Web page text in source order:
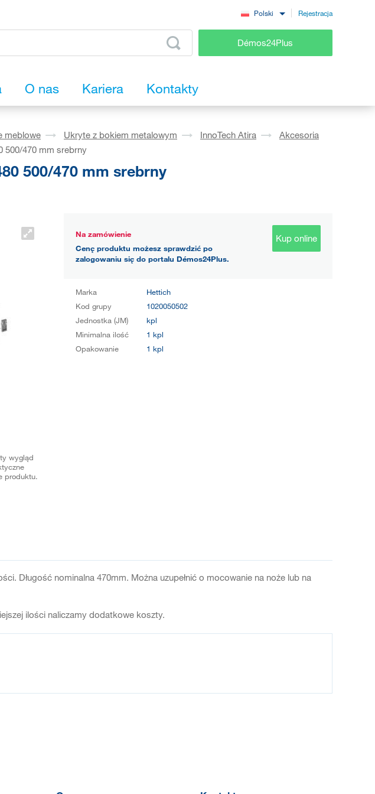
Polski Rejestracja
Démos24Plus
O nas Kariera Kontakty
meblowe Ukryte z bokiem metalowym InnoTech Atira
Akcesoria
500/470 mm srebrny
500/470 mm srebrny
wygląd
produktu.
Na zamówienie
Cenę produktu możesz sprawdzić po
zalogowaniu się do portalu Démos24Plus.
Kup online
Marka
Hettich
Kod grupy
1020050502
Jednostka (JM)
kpl
Minimalna ilość
1 kpl
Opakowanie
1 kpl
Długość nominalna 470mm. Można uzupełnić o mocowanie na noże lub na
ilości naliczamy dodatkowe koszty.